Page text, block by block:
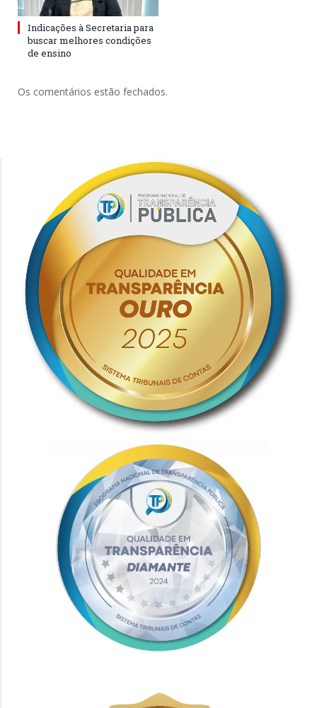
Indicações à Secretaria para
buscar melhores condições
de ensino
Os comentários estão fechados.